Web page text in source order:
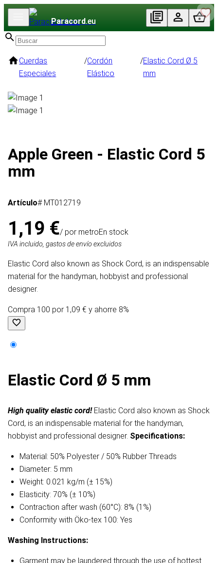
Paracord.eu
Cuerdas
Especiales
/Cordón
Elástico
/Elastic Cord Ø 5
mm
Apple Green - Elastic Cord 5
mm
Artículo# MT012719
1,19 €/ por metroEn stock
IVA incluido, gastos de envío excluidos
Elastic Cord also known as Shock Cord, is an indispensable
material for the handyman, hobbyist and professional
designer.
Compra 100 por 1,09 € y ahorre 8%
Elastic Cord Ø 5 mm
High quality elastic cord! Elastic Cord also known as Shock
Cord, is an indispensable material for the handyman,
hobbyist and professional designer. Specifications:
Material: 50% Polyester / 50% Rubber Threads
Diameter: 5 mm
Weight: 0.021 kg/m (± 15%)
Elasticity: 70% (± 10%)
Contraction after wash (60°C): 8% (1%)
Conformity with Öko-tex 100: Yes
Washing Instructions:
Garment may be laundered through the use of hottest